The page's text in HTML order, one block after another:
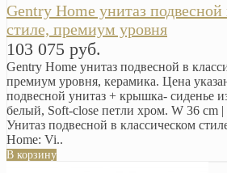
Gentry Home унитаз подвесной
стиле, премиум уровня
103 075 руб.
Gentry Home унитаз подвесной в
премиум уровня, керамика. Цена
подвесной унитаз + крышка- сиденье
белый, Soft-close петли хром. W 36 cm
Унитаз подвесной в классическом
Home: Vi..
В корзину